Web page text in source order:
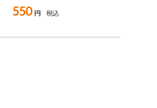
550 税込